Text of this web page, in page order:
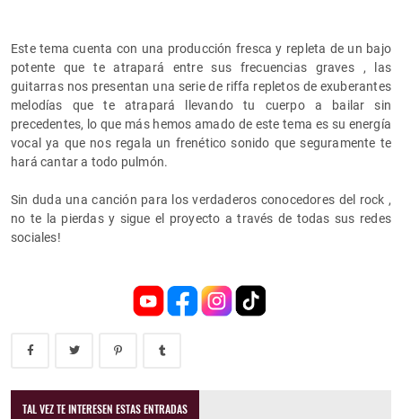
Este tema cuenta con una producción fresca y repleta de un bajo
potente que te atrapará entre sus frecuencias graves , las
guitarras nos presentan una serie de riffa repletos de exuberantes
melodías que te atrapará llevando tu cuerpo a bailar sin
precedentes, lo que más hemos amado de este tema es su energía
vocal ya que nos regala un frenético sonido que seguramente te
hará cantar a todo pulmón.
Sin duda una canción para los verdaderos conocedores del rock ,
no te la pierdas y sigue el proyecto a través de todas sus redes
sociales!
TAL VEZ TE INTERESEN ESTAS ENTRADAS